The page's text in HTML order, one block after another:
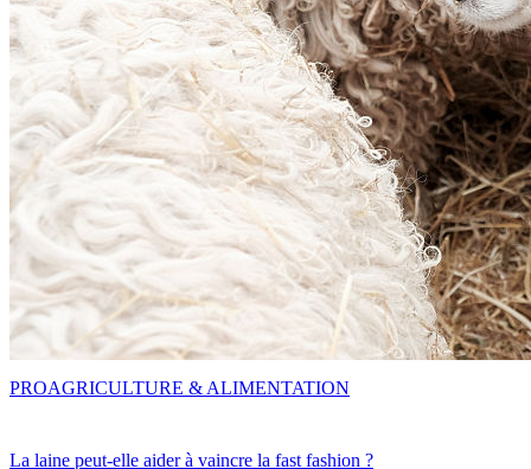
La laine peut-elle aider à vaincre la fast fashion ?
PROAGRICULTURE & ALIMENTATION